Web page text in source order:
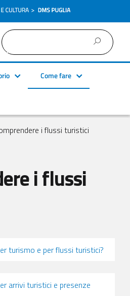
Come fare
i flussi turistici
i flussi
turismo e per flussi turistici?
arrivi turistici e presenze